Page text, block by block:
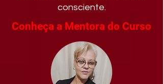
consciente.
Conheça a Mentora do Curso